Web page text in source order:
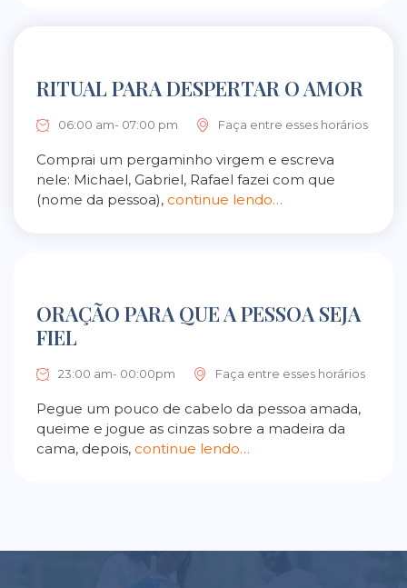
RITUAL PARA DESPERTAR O AMOR
06:00 am- 07:00 pm Faça entre esses horários
Comprai um pergaminho virgem e escreva
nele: Michael, Gabriel, Rafael fazei com que
(nome da pessoa), continue lendo…
ORAÇÃO PARA QUE A PESSOA SEJA
FIEL
23:00 am- 00:00pm Faça entre esses horários
Pegue um pouco de cabelo da pessoa amada,
queime e jogue as cinzas sobre a madeira da
cama, depois, continue lendo…